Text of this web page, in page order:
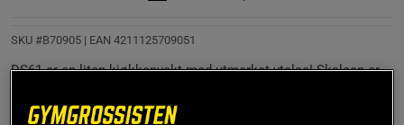
SKU #B70905 | EAN 4211125709051
DS61 er en liten kjøkkenvekt med utmerket ytelse! Skalaen er
dietteperioder!